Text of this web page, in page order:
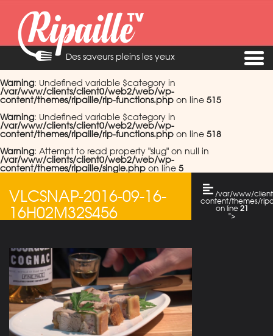
Des saveurs pleins les yeux
Warning: Undefined variable $category in
/var/www/clients/client0/web2/web/wp-
content/themes/ripaille/rip-functions.php on line 515
Warning: Undefined variable $category in
/var/www/clients/client0/web2/web/wp-
content/themes/ripaille/rip-functions.php on line 518
Warning: Attempt to read property "slug" on null in
/var/www/clients/client0/web2/web/wp-
content/themes/ripaille/single.php on line 5
VLCSNAP-2016-09-16-
16H02M32S456
/var/www/
content/themes/
on line 21
">